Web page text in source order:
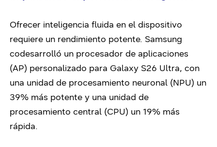
Ofrecer inteligencia fluida en el dispositivo
requiere un rendimiento potente. Samsung
codesarrolló un procesador de aplicaciones
(AP) personalizado para Galaxy S26 Ultra, con
una unidad de procesamiento neuronal (NPU) un
39% más potente y una unidad de
procesamiento central (CPU) un 19% más
rápida.